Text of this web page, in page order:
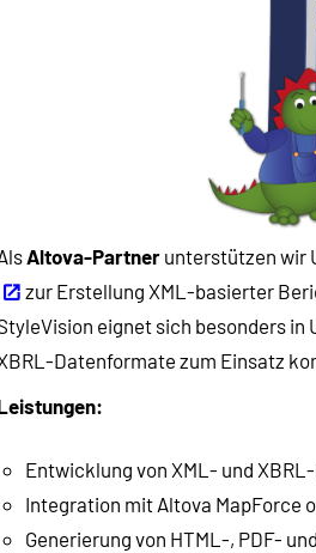
Altova-Partner unterstützen wir
zur Erstellung XML-basierter
eignet sich besonders
Datenformate zum Einsatz
Entwicklung von XML- und
Integration mit Altova MapForce
Generierung von HTML-, PDF-